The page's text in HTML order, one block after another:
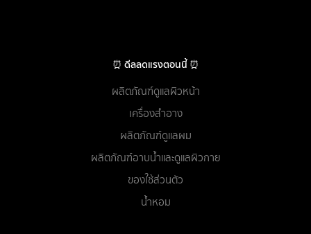
⏰ ดีลลดแรงตอนนี้ ⏰
ผลิตภัณฑ์ดูแลผิวหน้า
เครื่องสำอาง
ผลิตภัณฑ์ดูแลผม
ผลิตภัณฑ์อาบน้ำและดูแลผิวกาย
ของใช้ส่วนตัว
น้ำหอม